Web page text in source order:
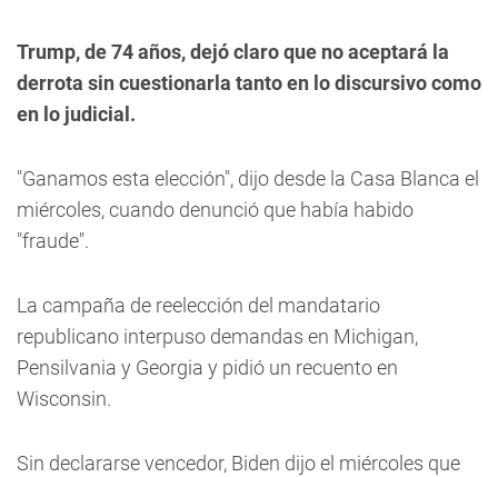
Trump, de 74 años, dejó claro que no aceptará la
derrota sin cuestionarla tanto en lo discursivo como
en lo judicial.
"Ganamos esta elección", dijo desde la Casa Blanca el
miércoles, cuando denunció que había habido
"fraude".
La campaña de reelección del mandatario
republicano interpuso demandas en Michigan,
Pensilvania y Georgia y pidió un recuento en
Wisconsin.
Sin declararse vencedor, Biden dijo el miércoles que